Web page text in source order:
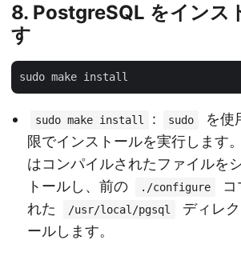
8. PostgreSQL をインス
す
sudo make install : sudo
を使
限でインストールを実行します。
はコンパイルされたファイルを
トールし、前の
./configure
コ
れた
/usr/local/pgsql
ディレ
ールします。